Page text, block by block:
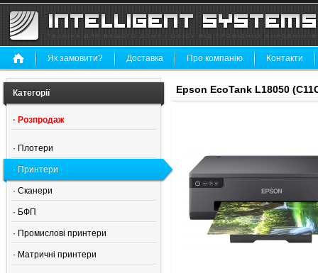
Як замовити? Доставка Про компанію Контакти
Категорії
· Розпродаж
· Плотери
· Принтери
· Сканери
· БФП
· Промислові принтери
· Матричні принтери
Epson EcoTank L18050